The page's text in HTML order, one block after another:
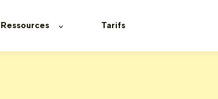
Ressources Tarifs